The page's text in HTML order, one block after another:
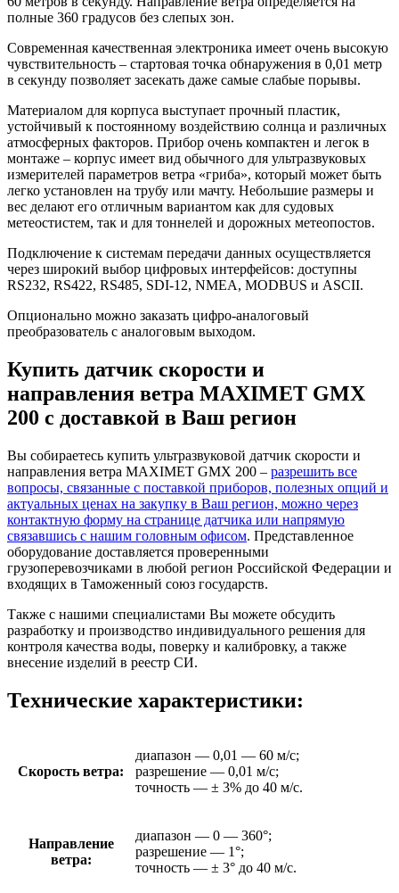
полные 360 градусов без слепых зон.
Современная качественная электроника имеет очень высокую
чувствительность – стартовая точка обнаружения в 0,01 метр
в секунду позволяет засекать даже самые слабые порывы.
Материалом для корпуса выступает прочный пластик,
устойчивый к постоянному воздействию солнца и различных
атмосферных факторов. Прибор очень компактен и легок в
монтаже – корпус имеет вид обычного для ультразвуковых
измерителей параметров ветра «гриба», который может быть
легко установлен на трубу или мачту. Небольшие размеры и
вес делают его отличным вариантом как для судовых
метеостистем, так и для тоннелей и дорожных метеопостов.
Подключение к системам передачи данных осуществляется
через широкий выбор цифровых интерфейсов: доступны
RS232, RS422, RS485, SDI-12, NMEA, MODBUS и ASCII.
Опционально можно заказать цифро-аналоговый
преобразователь с аналоговым выходом.
Купить датчик скорости и
направления ветра MAXIMET GMX
200 с доставкой в Ваш регион
Вы собираетесь купить ультразвуковой датчик скорости и
направления ветра MAXIMET GMX 200 – разрешить все
вопросы, связанные с поставкой приборов, полезных опций и
актуальных ценах на закупку в Ваш регион, можно через
контактную форму на странице датчика или напрямую
связавшись с нашим головным офисом. Представленное
оборудование доставляется проверенными
грузоперевозчиками в любой регион Российской Федерации и
входящих в Таможенный союз государств.
Также с нашими специалистами Вы можете обсудить
разработку и производство индивидуального решения для
контроля качества воды, поверку и калибровку, а также
внесение изделий в реестр СИ.
Технические характеристики:
Скорость ветра:
диапазон — 0,01 — 60 м/с;
разрешение — 0,01 м/с;
точность — ± 3% до 40 м/с.
Направление
ветра:
диапазон — 0 — 360°;
разрешение — 1°;
точность — ± 3° до 40 м/с.